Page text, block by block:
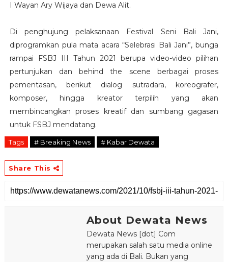
I Wayan Ary Wijaya dan Dewa Alit.
Di penghujung pelaksanaan Festival Seni Bali Jani,
diprogramkan pula mata acara “Selebrasi Bali Jani”, bunga
rampai FSBJ III Tahun 2021 berupa video-video pilihan
pertunjukan dan behind the scene berbagai proses
pementasan, berikut dialog sutradara, koreografer,
komposer, hingga kreator terpilih yang akan
membincangkan proses kreatif dan sumbang gagasan
untuk FSBJ mendatang.
Tags # Breaking News # Kabar Dewata
Share This
About Dewata News
Dewata News [dot] Com
merupakan salah satu media online
yang ada di Bali. Bukan yang